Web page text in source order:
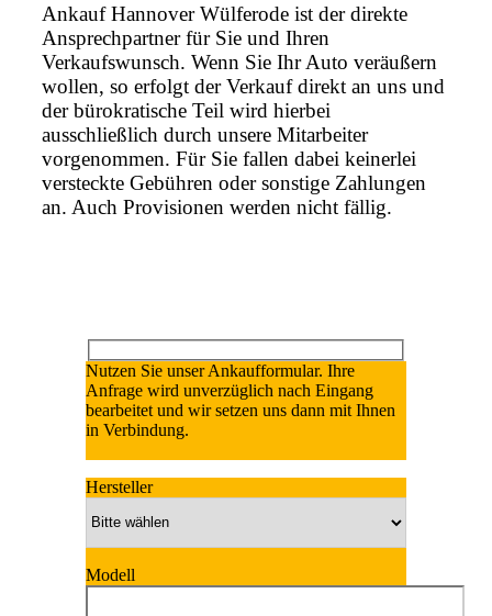
Ankauf Hannover Wülferode ist der direkte
Ansprechpartner für Sie und Ihren
Verkaufswunsch. Wenn Sie Ihr Auto veräußern
wollen, so erfolgt der Verkauf direkt an uns und
der bürokratische Teil wird hierbei
ausschließlich durch unsere Mitarbeiter
vorgenommen. Für Sie fallen dabei keinerlei
versteckte Gebühren oder sonstige Zahlungen
an. Auch Provisionen werden nicht fällig.
Nutzen Sie unser Ankaufformular. Ihre
Anfrage wird unverzüglich nach Eingang
bearbeitet und wir setzen uns dann mit Ihnen
in Verbindung.
Hersteller
Modell